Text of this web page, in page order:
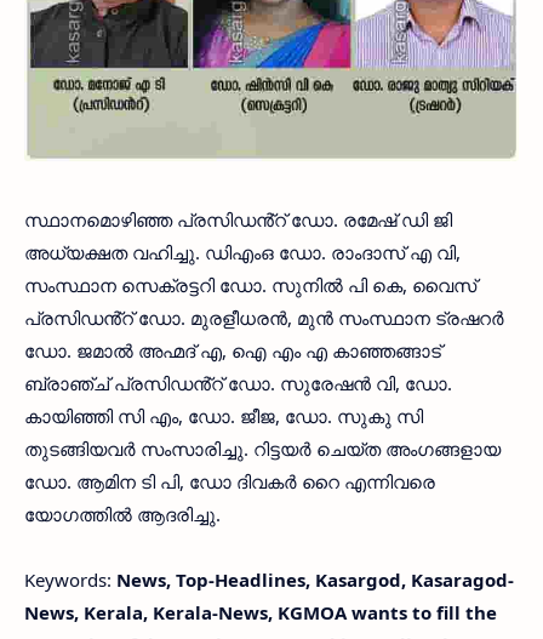
സ്ഥാനമൊഴിഞ്ഞ പ്രസിഡൻ്റ് ഡോ. രമേഷ് ഡി ജി
അധ്യക്ഷത വഹിച്ചു. ഡിഎംഒ ഡോ. രാംദാസ് എ വി,
സംസ്ഥാന സെക്രട്ടറി ഡോ. സുനിൽ പി കെ, വൈസ്
പ്രസിഡൻ്റ് ഡോ. മുരളീധരൻ, മുൻ സംസ്ഥാന ട്രഷറർ
ഡോ. ജമാൽ അഹ്മദ് എ, ഐ എം എ കാഞ്ഞങ്ങാട്
ബ്രാഞ്ച് പ്രസിഡൻ്റ് ഡോ. സുരേഷൻ വി, ഡോ.
കായിഞ്ഞി സി എം, ഡോ. ജീജ, ഡോ. സുകു സി
തുടങ്ങിയവർ സംസാരിച്ചു. റിട്ടയർ ചെയ്ത അംഗങ്ങളായ
ഡോ. ആമിന ടി പി, ഡോ ദിവകർ റൈ എന്നിവരെ
യോഗത്തിൽ ആദരിച്ചു.
Keywords: News, Top-Headlines, Kasargod, Kasaragod-
News, Kerala, Kerala-News, KGMOA wants to fill the